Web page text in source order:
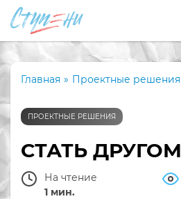
Главная » Проектные решения
ПРОЕКТНЫЕ РЕШЕНИЯ
СТАТЬ ДРУГОМ
На чтение
1 мин.